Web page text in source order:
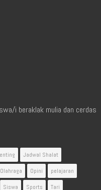
i beraklak mulia dan cerdas
Jadwal Shalat
Olahraga Opini
pelajaran
Siswa Sports Tari